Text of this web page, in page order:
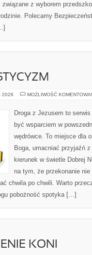
z wyborem
Polecamy
2026 MOŻLIWOŚĆ
Droga z Jezusem to
być wsparciem w
wędrówce. To miejsce dla
Boga, umacniać przyjaźń
kierunek w świetle Dobrej
na tym, że przekonanie
chwila po chwili. Warto
pobożność spotyka […]
KONI